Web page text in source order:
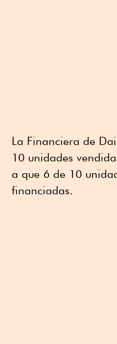
La Financiera de
10 unidades
a que 6 de 10
financiadas.